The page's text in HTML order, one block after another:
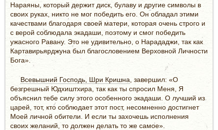
Нараяны, который держит диск, булаву и другие символы в
своих руках, никто не мог победить его. Он обладал этими
качествами благодаря своей матери, которая очень строго и
с верой соблюдала экадаши, поэтому и смог победить
ужасного Равану. Это не удивительно, о Нарададжи, так как
Картавирьярджуна был благословением Верховной Личности
Бога».
Всевышний Господь, Шри Кришна , завершил: «О
безгрешный Юдхиштхира, так как ты спросил Меня, Я
объяснил тебе силу этого особенного экадаши. О лучший из
царей, тот, кто соблюдает этот пост, несомненно достигнет
Моей личной обители. И если ты захочешь исполнения
своих желаний, то должен делать то же самое».